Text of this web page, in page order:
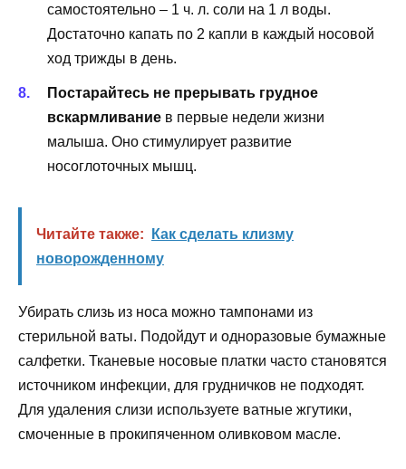
самостоятельно – 1 ч. л. соли на 1 л воды.
Достаточно капать по 2 капли в каждый носовой
ход трижды в день.
Постарайтесь не прерывать грудное
вскармливание в первые недели жизни
малыша. Оно стимулирует развитие
носоглоточных мышц.
Читайте также:
Как сделать клизму
новорожденному
Убирать слизь из носа можно тампонами из
стерильной ваты. Подойдут и одноразовые бумажные
салфетки. Тканевые носовые платки часто становятся
источником инфекции, для грудничков не подходят.
Для удаления слизи используете ватные жгутики,
смоченные в прокипяченном оливковом масле.